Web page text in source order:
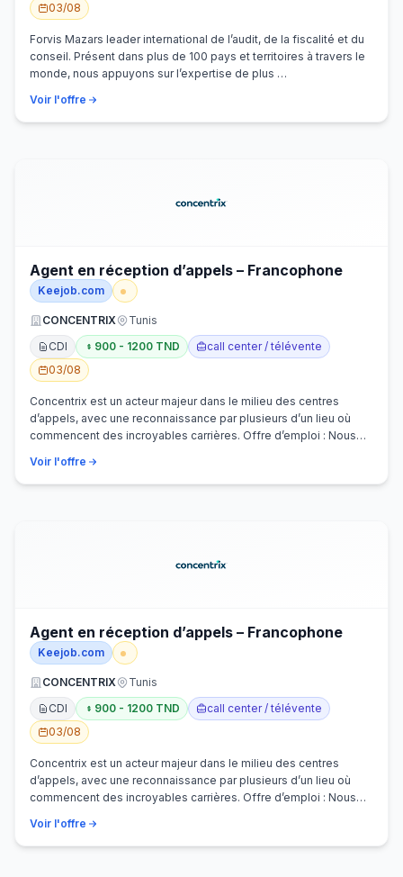
03/08
Forvis Mazars leader international de l’audit, de la fiscalité et du
conseil. Présent dans plus de 100 pays et territoires à travers le
monde, nous appuyons sur l’expertise de plus …
Voir l'offre
Agent en réception d’appels – Francophone
Keejob.com
CONCENTRIX
Tunis
CDI
900 - 1200 TND
call center / télévente
03/08
Concentrix est un acteur majeur dans le milieu des centres
d’appels, avec une reconnaissance par plusieurs d’un lieu où
commencent des incroyables carrières. Offre d’emploi : Nous
Voir l'offre
Agent en réception d’appels – Francophone
Keejob.com
CONCENTRIX
Tunis
CDI
900 - 1200 TND
call center / télévente
03/08
Concentrix est un acteur majeur dans le milieu des centres
d’appels, avec une reconnaissance par plusieurs d’un lieu où
commencent des incroyables carrières. Offre d’emploi : Nous
Voir l'offre